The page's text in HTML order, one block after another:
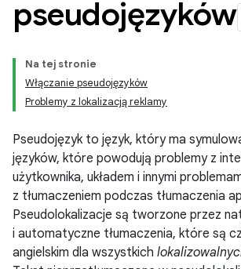
pseudojęzyków
Na tej stronie
Włączanie pseudojęzyków
Problemy z lokalizacją reklamy
Pseudojęzyk to język, który ma
języków, które powodują problemy z
użytkownika, układem i innymi
z tłumaczeniem podczas tłumaczenia
Pseudolokalizacje są tworzone przez
i automatyczne tłumaczenia, które są
angielskim dla wszystkich